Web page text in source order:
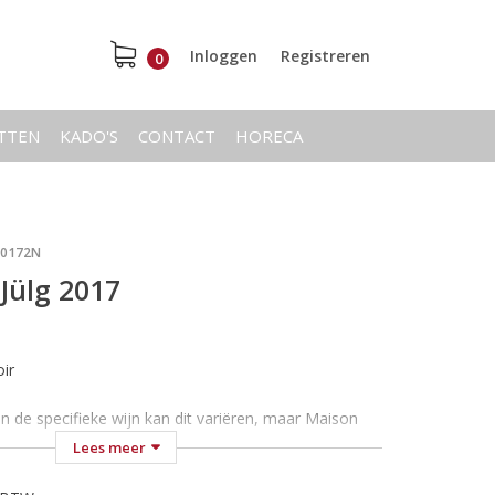
0 Inloggen Registreren
KADO'S CONTACT HORECA
2017
de specifieke wijn kan dit variëren, maar Maison
wijnen uit Duitsland en Frankrijk, voornamelijk uit
kwalitatieve Pinot Noir zoals de Elzas, Pfalz of
Lees meer